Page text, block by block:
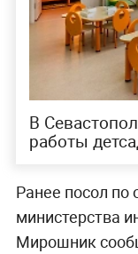
В
работы
Ранее посол
министерства
Мирошник